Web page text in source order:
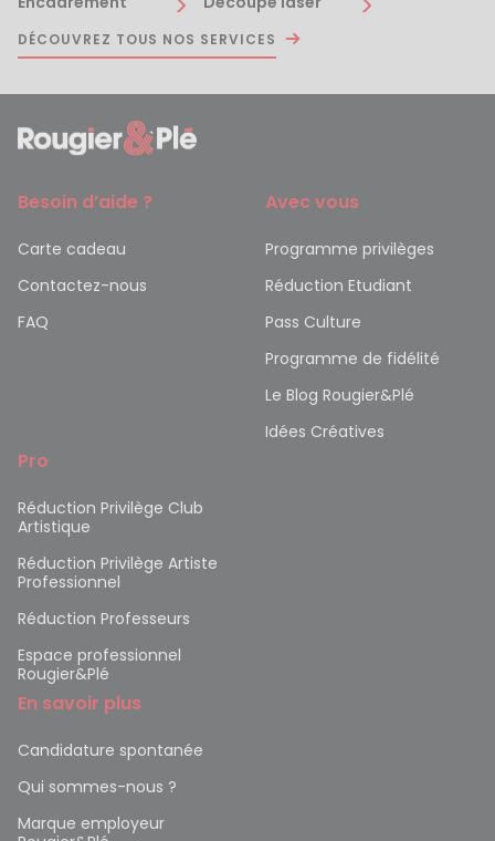
DÉCOUVREZ TOUS NOS SERVICES
Besoin d’aide ?
Carte cadeau
Contactez-nous
FAQ
Avec vous
Programme privilèges
Réduction Etudiant
Pass Culture
Programme de fidélité
Le Blog Rougier&Plé
Idées Créatives
Pro
Réduction Privilège Club
Artistique
Réduction Privilège Artiste
Professionnel
Réduction Professeurs
Espace professionnel
Rougier&Plé
En savoir plus
Candidature spontanée
Qui sommes-nous ?
Marque employeur